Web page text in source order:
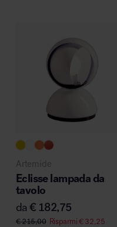
Artemide
Eclisse lampada da
tavolo
da€ 182,75
€215,00 Risparmi€32,25